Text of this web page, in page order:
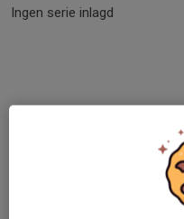
Ingen serie inlagd